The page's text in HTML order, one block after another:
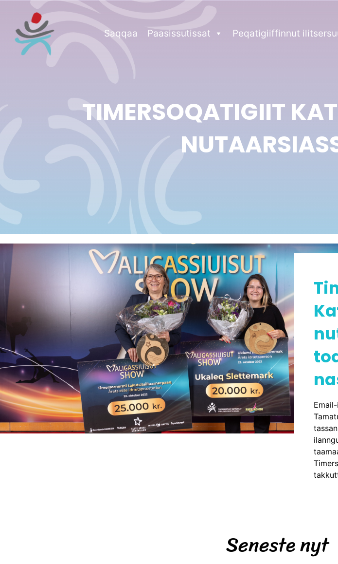
Saqqaa Paasissutissat Peqatigiiffinnut
TIMERSOQATIGIIT
Seneste nyt